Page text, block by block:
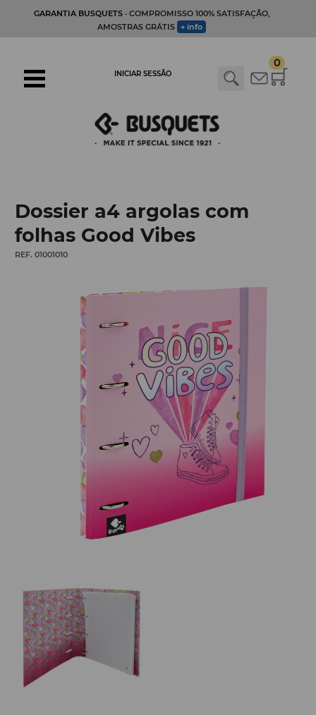
GARANTIA BUSQUETS· COMPROMISSO 100% SATISFAÇÃO,
AMOSTRAS GRÁTIS + info
0
INICIAR SESSÃO
Dossier a4 argolas com
folhas Good Vibes
REF. 01001010